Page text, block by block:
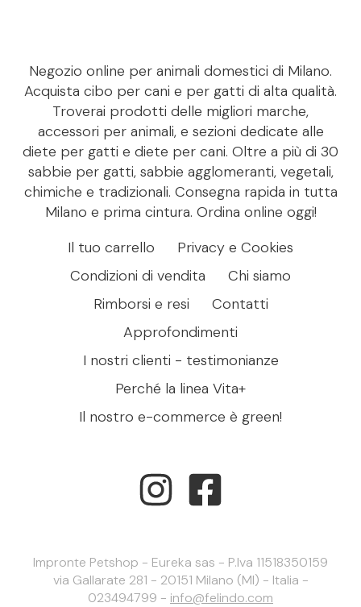
Negozio online per animali domestici di Milano.
Acquista cibo per cani e per gatti di alta qualità.
Troverai prodotti delle migliori marche,
accessori per animali, e sezioni dedicate alle
diete per gatti e diete per cani. Oltre a più di 30
sabbie per gatti, sabbie agglomeranti, vegetali,
chimiche e tradizionali. Consegna rapida in tutta
Milano e prima cintura. Ordina online oggi!
Il tuo carrello
Privacy e Cookies
Condizioni di vendita
Chi siamo
Rimborsi e resi
Contatti
Approfondimenti
I nostri clienti - testimonianze
Perché la linea Vita+
Il nostro e-commerce è green!
Impronte Petshop - Eureka sas - P.Iva 11518350159
via Gallarate 281 - 20151 Milano (MI) - Italia -
023494799 - info@felindo.com